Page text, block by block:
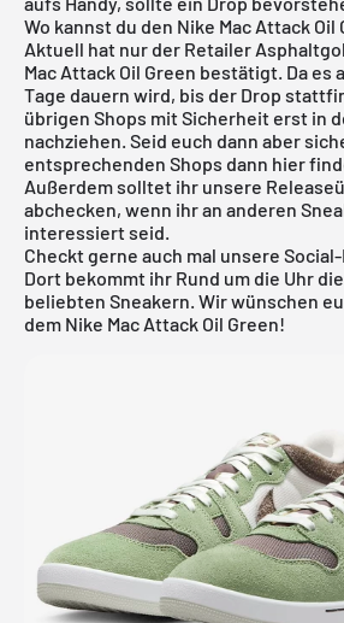
Wo kannst du den Nike Mac Attack
Aktuell hat nur der Retailer
Mac Attack Oil Green bestätigt. Da es
Tage dauern wird, bis der Drop
übrigen Shops mit Sicherheit erst in
nachziehen. Seid euch dann aber
entsprechenden Shops dann hier
Außerdem solltet ihr unsere
abchecken, wenn ihr an anderen
interessiert seid.
Checkt gerne auch mal unsere
Dort bekommt ihr Rund um die Uhr
beliebten Sneakern. Wir wünschen
dem Nike Mac Attack Oil Green!